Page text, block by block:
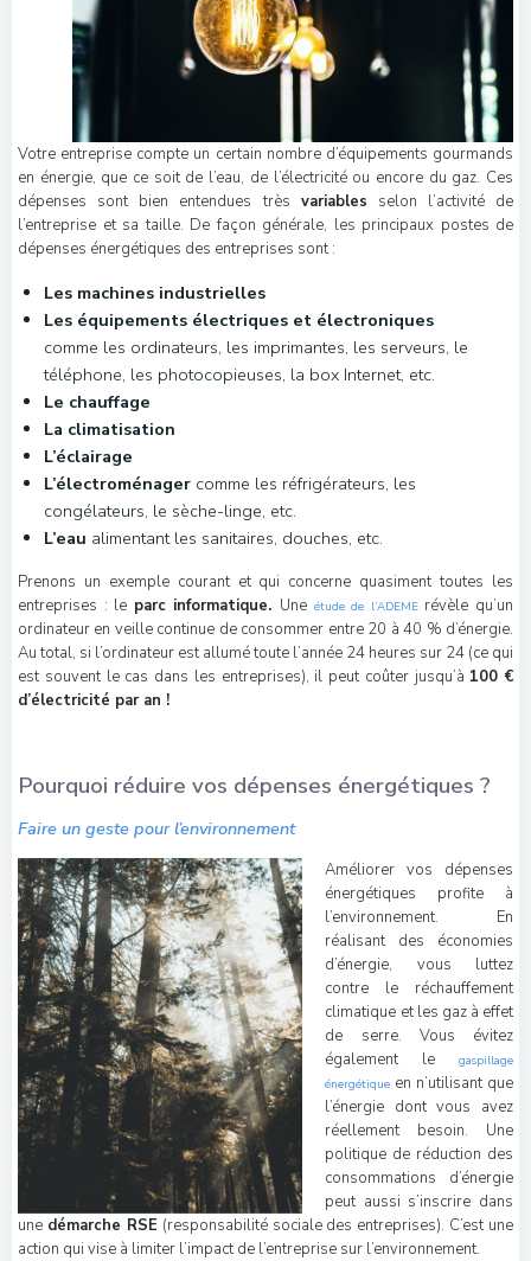
Votre entreprise compte un certain nombre d’équipements gourmands
en énergie, que ce soit de l’eau, de l’électricité ou encore du gaz. Ces
dépenses sont bien entendues très variables selon l’activité de
l’entreprise et sa taille. De façon générale, les principaux postes de
dépenses énergétiques des entreprises sont :
Les machines industrielles
Les équipements électriques et électroniques
comme les ordinateurs, les imprimantes, les serveurs, le
téléphone, les photocopieuses, la box Internet, etc.
Le chauffage
La climatisation
L’éclairage
L’électroménager comme les réfrigérateurs, les
congélateurs, le sèche-linge, etc.
L’eau alimentant les sanitaires, douches, etc.
Prenons un exemple courant et qui concerne quasiment toutes les
entreprises : le parc informatique. Une étude de l’ADEMErévèle qu’un
ordinateur en veille continue de consommer entre 20 à 40 % d’énergie.
Au total, si l’ordinateur est allumé toute l’année 24 heures sur 24 (ce qui
est souvent le cas dans les entreprises), il peut coûter jusqu’à 100 €
d’électricité par an !
Pourquoi réduire vos dépenses énergétiques ?
Faire un geste pour l’environnement
Améliorer vos dépenses
énergétiques profite à
l’environnement. En
réalisant des économies
d’énergie, vous luttez
contre le réchauffement
climatique et les gaz à effet
de serre. Vous évitez
également le
gaspillage
énergétique en n’utilisant que
l’énergie dont vous avez
réellement besoin. Une
politique de réduction des
consommations d’énergie
peut aussi s’inscrire dans
une démarche RSE(responsabilité sociale des entreprises). C’est une
action qui vise à limiter l’impact de l’entreprise sur l’environnement.